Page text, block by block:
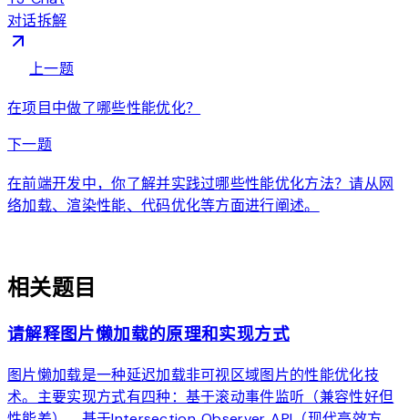
对话拆解
上一题
在项目中做了哪些性能优化？
下一题arrow_forward
在前端开发中，你了解并实践过哪些性能优化方法？请从网
络加载、渲染性能、代码优化等方面进行阐述。
相关题目
请解释图片懒加载的原理和实现方式
图片懒加载是一种延迟加载非可视区域图片的性能优化技
术。主要实现方式有四种：基于滚动事件监听（兼容性好但